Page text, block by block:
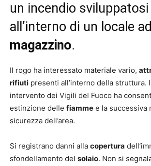
un incendio sviluppatosi
all’interno di un locale
magazzino.
Il rogo ha interessato materiale vario,
rifiuti presenti all’interno della struttura.
intervento dei Vigili del Fuoco ha
estinzione delle fiamme e la successiva
sicurezza dell’area.
Si registrano danni alla copertura
sfondellamento del solaio. Non si